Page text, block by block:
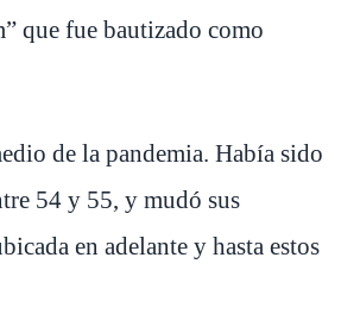
que fue bautizado como
de la pandemia. Había sido
54 y 55, y mudó sus
en adelante y hasta estos